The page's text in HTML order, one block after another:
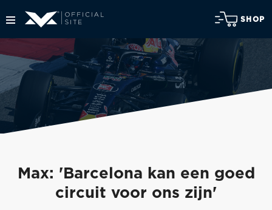
SHOP
Max: 'Barcelona kan een goed
circuit voor ons zijn'